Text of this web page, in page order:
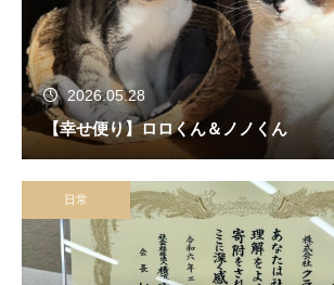
2026.05.28
【幸せ便り】ロロくん＆ノノくん
日常